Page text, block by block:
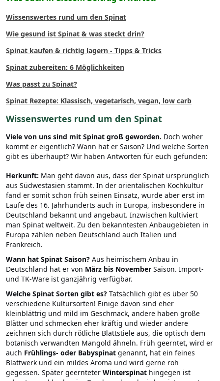
Wissenswertes rund um den Spinat
Wie gesund ist Spinat & was steckt drin?
Spinat kaufen & richtig lagern - Tipps & Tricks
Spinat zubereiten: 6 Möglichkeiten
Was passt zu Spinat?
Spinat Rezepte: Klassisch, vegetarisch, vegan, low carb
Wissenswertes rund um den Spinat
Viele von uns sind mit Spinat groß geworden. Doch woher
kommt er eigentlich? Wann hat er Saison? Und welche Sorten
gibt es überhaupt? Wir haben Antworten für euch gefunden:
Herkunft: Man geht davon aus, dass der Spinat ursprünglich
aus Südwestasien stammt. In der orientalischen Kochkultur
fand er somit schon früh seinen Einsatz, wurde aber erst im
Laufe des 16. Jahrhunderts auch in Europa, insbesondere in
Deutschland bekannt und angebaut. Inzwischen kultiviert
man Spinat weltweit. Zu den bekanntesten Anbaugebieten in
Europa zählen neben Deutschland auch Italien und
Frankreich.
Wann hat Spinat Saison? Aus heimischem Anbau in
Deutschland hat er von März bis November Saison. Import-
und TK-Ware ist ganzjährig verfügbar.
Welche Spinat Sorten gibt es? Tatsächlich gibt es über 50
verschiedene Kultursorten! Einige davon sind eher
kleinblättrig und mild im Geschmack, andere haben große
Blätter und schmecken eher kräftig und wieder andere
zeichnen sich durch rötliche Blattstiele aus, die optisch dem
botanisch verwandten Mangold ähneln. Früh geerntet, wird er
auch Frühlings- oder Babyspinat genannt, hat ein feines
Blattwerk und ein mildes Aroma und wird gerne roh
gegessen. Später geernteter Winterspinat hingegen ist